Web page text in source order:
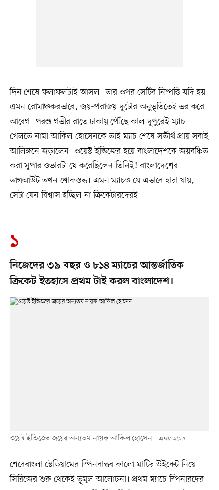
দিন শেষে ফলাফলটাই আসল। তার ওপর সেটির নিষ্পত্তি যদি হয়
এমন রোমাঞ্চকরভাবে, জয়-পরাজয় দুটোর অনুভূতিতেই ভর করে
আবেগ। পরশু গভীর রাতে ঢাকায় পৌঁছে কাল দুপুরেই ম্যাচ
খেলতে নামা আকিল হোসেনকে তাই ম্যাচ শেষে সতীর্থ প্রায় সবাই
আলিঙ্গনে জড়ালেন। ওয়েস্ট ইন্ডিজের হয়ে বাংলাদেশকে জয়বঞ্চিত
করা সুপার ওভারটা যে করেছিলেন তিনিই! বাংলাদেশের
ডাগআউট তখন শোকস্তব্ধ। এমন ম্যাচও যে এভাবে হারা যায়,
সেটা যেন বিশ্বাস হচ্ছিল না ক্রিকেটারদেরই।
১
নিজেদের ৩৯ বছর ও ৮১৪ ম্যাচের আন্তর্জাতিক
ক্রিকেট ইতহাসে প্রথম টাই করল বাংলাদেশ।
ওয়েস্ট ইন্ডিজের জয়ের অন্যতম নায়ক আকিল হোসেন প্রথম আলো
শেরেবাংলা স্টেডিয়ামের স্পিনবান্ধব কালো মাটির উইকেট নিয়ে
সিরিজের শুরু থেকেই তুমুল আলোচনা। প্রথম ম্যাচে স্পিনারদের